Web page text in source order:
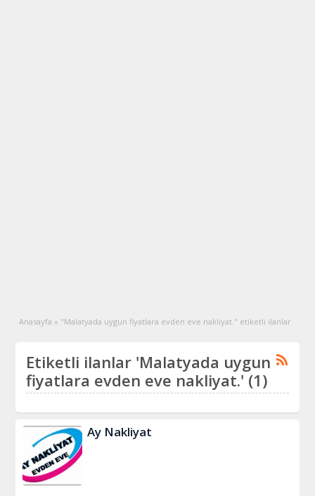
Anasayfa » "Malatyada uygun fiyatlara evden eve nakliyat." etiketli ilanlar
Etiketli ilanlar 'Malatyada uygun
fiyatlara evden eve nakliyat.' (1)
Ay Nakliyat